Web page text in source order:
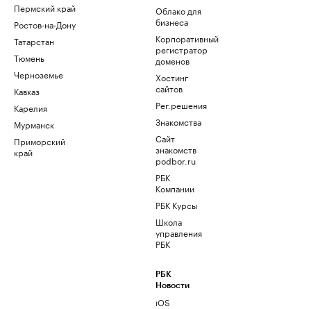
Пермский край
Ростов-на-Дону
Татарстан
Тюмень
Черноземье
Кавказ
Карелия
Мурманск
Приморский
край
Облако для
бизнеса
Корпоративный
регистратор
доменов
Хостинг
сайтов
Рег.решения
Знакомства
Сайт
знакомств
podbor.ru
РБК
Компании
РБК Курсы
Школа
управления
РБК
РБК
Новости
iOS